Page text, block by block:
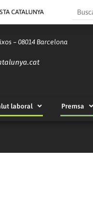
CATALUNYA Search
– 08014 Barcelona
laboral Premsa